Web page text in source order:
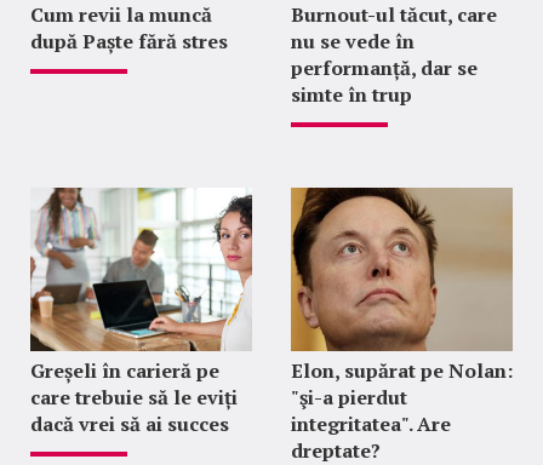
Cum revii la muncă
după Paște fără stres
Burnout-ul tăcut, care
nu se vede în
performanță, dar se
simte în trup
Greșeli în carieră pe
care trebuie să le eviți
dacă vrei să ai succes
Elon, supărat pe Nolan:
"şi-a pierdut
integritatea". Are
dreptate?